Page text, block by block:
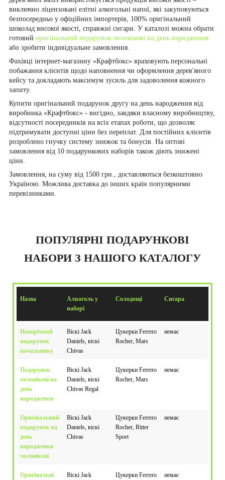
виключно ліцензовані елітні алкогольні напої, які закуповуються
безпосередньо у офіційних імпортерів, 100% оригінальний
шоколад високої якості, справжні сигари. У каталозі можна обрати
готовий оригінальний подарунок чоловікові на день народження
або зробити індивідуальне замовлення.
Фахівці інтернет-магазину «Крафтбокс» враховують персональні
побажання клієнтів щодо наповнення чи оформлення дерев'яного
кейсу та докладають максимум зусиль для задоволення кожного
запиту.
Купити оригінальний подарунок другу на день народження від
виробника «Крафтбокс» - вигідно, завдяки власному виробництву,
відсутності посередників на всіх етапах роботи, що дозволяє
підтримувати доступні ціни без переплат. Для постійних клієнтів
розроблено гнучку систему знижок та бонусів. На оптові
замовлення від 10 подарункових наборів також діють знижені
ціни.
Замовлення, на суму від 1500 грн., доставляються безкоштовно
Україною. Можлива доставка до інших країн популярними
перевізниками.
ПОПУЛЯРНІ ПОДАРУНКОВІ
НАБОРИ З НАШОГО КАТАЛОГУ
Назва
Алкоголь у
наборі
Солодощі Сигара
Новорічний
подарунок
начальнику
Віскі Jack
Daniels, віскі
Chivas
Цукерки Ferrero
Rocher, Mars
немає
Подарунок
чоловікові на
день
народження
Віскі Jack
Daniels, віскі
Chivas Regal
Цукерки Ferrero
Rocher, Mars
немає
Оригінальний
подарунок на
день
народження
чоловікові
Віскі Jack
Daniels, віскі
Chivas
Цукерки Ferrero
Rocher, Ritter
Sport
немає
Оригінальні
Віскі Jack
Цукерки Ferrero
немає